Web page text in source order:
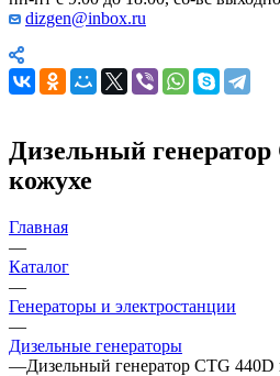
dizgen@inbox.ru
Дизельный генератор
кожухе
Главная
—
Каталог
—
Генераторы и электростанции
—
Дизельные генераторы
—Дизельный генератор CTG 440D